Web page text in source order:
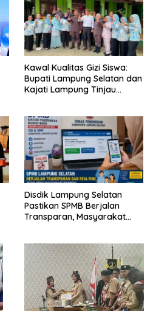
Kawal Kualitas Gizi Siswa:
Bupati Lampung Selatan dan
Kajati Lampung Tinjau
Disdik Lampung Selatan
Pastikan SPMB Berjalan
Transparan, Masyarakat